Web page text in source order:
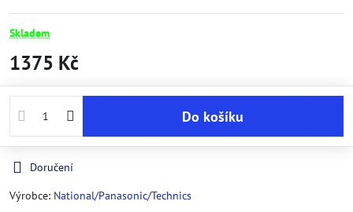
Skladem
1375 Kč
Do košíku
Doručení
Výrobce: National/Panasonic/Technics